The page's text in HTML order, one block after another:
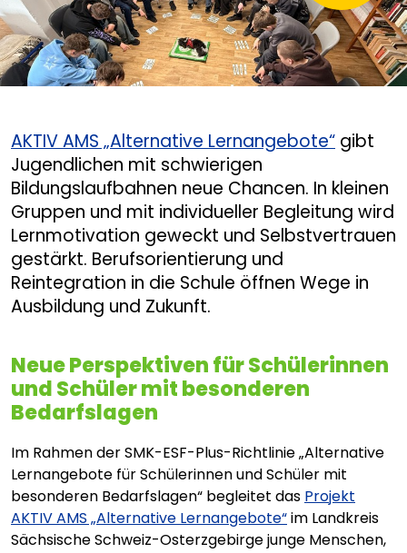
AKTIV AMS „Alternative Lernangebote“ gibt
Jugendlichen mit schwierigen
Bildungslaufbahnen neue Chancen. In kleinen
Gruppen und mit individueller Begleitung wird
Lernmotivation geweckt und Selbstvertrauen
gestärkt. Berufsorientierung und
Reintegration in die Schule öffnen Wege in
Ausbildung und Zukunft.
Neue Perspektiven für Schülerinnen
und Schüler mit besonderen
Bedarfslagen
Im Rahmen der SMK-ESF-Plus-Richtlinie „Alternative
Lernangebote für Schülerinnen und Schüler mit
besonderen Bedarfslagen“ begleitet das Projekt
AKTIV AMS „Alternative Lernangebote“im Landkreis
Sächsische Schweiz-Osterzgebirge junge Menschen,